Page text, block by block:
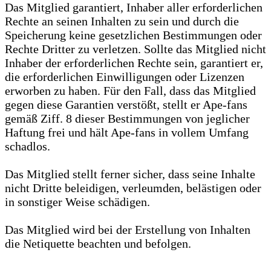
Das Mitglied garantiert, Inhaber aller erforderlichen
Rechte an seinen Inhalten zu sein und durch die
Speicherung keine gesetzlichen Bestimmungen oder
Rechte Dritter zu verletzen. Sollte das Mitglied nicht
Inhaber der erforderlichen Rechte sein, garantiert er,
die erforderlichen Einwilligungen oder Lizenzen
erworben zu haben. Für den Fall, dass das Mitglied
gegen diese Garantien verstößt, stellt er Ape-fans
gemäß Ziff. 8 dieser Bestimmungen von jeglicher
Haftung frei und hält Ape-fans in vollem Umfang
schadlos.
Das Mitglied stellt ferner sicher, dass seine Inhalte
nicht Dritte beleidigen, verleumden, belästigen oder
in sonstiger Weise schädigen.
Das Mitglied wird bei der Erstellung von Inhalten
die Netiquette beachten und befolgen.